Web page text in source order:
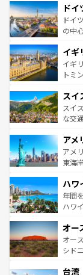
せる
ンテ
で、
聖堂
から
いる
香り
らに
れる
を参
ドイ
ドイ
の中
顔を
ルリ
して
は、お
ドイ
イギ
イギ
トミ
リア
ティ
戦な
ンツ
スイ
スイ
な交
の建
博物
こと
ば市内
着の
アメ
アメ
東海
のよ
ンメ
西部
部の
文化
しみ
ならでは
ハワ
年間
ハワ
ワイ
島だ
おす
れる
オー
オー
シド
リア
台湾